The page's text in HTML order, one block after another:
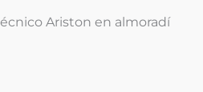
Ariston en almoradí